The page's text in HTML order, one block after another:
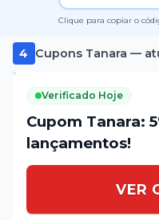
Clique para copiar o
4 Cupons Tanara —
Verificado Hoje
Cupom Tanara:
lançamentos!
VER